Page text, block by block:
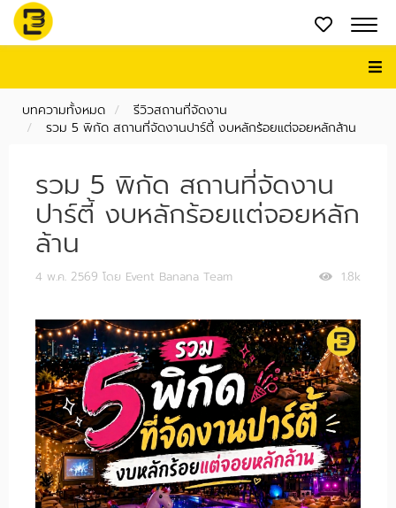
บทความทั้งหมด
รีวิวสถานที่จัดงาน
รวม 5 พิกัด สถานที่จัดงานปาร์ตี้ งบหลักร้อยแต่จอยหลักล้าน
รวม 5 พิกัด สถานที่จัดงาน
ปาร์ตี้ งบหลักร้อยแต่จอยหลัก
ล้าน
1.8k
4 พ.ค. 2569 โดย Event Banana Team